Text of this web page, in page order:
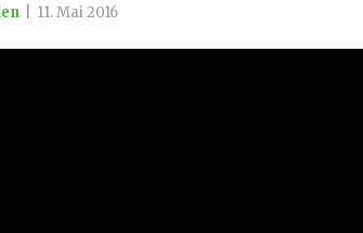
11. Mai 2016